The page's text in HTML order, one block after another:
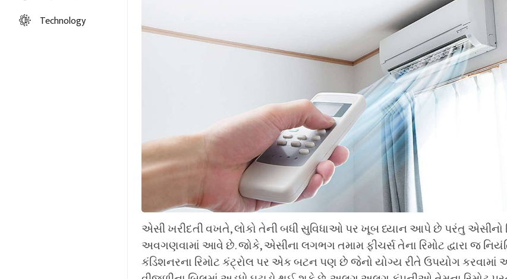
Technology
એસી ખરીદતી વખતે, લોકો તેની બધી સુવિધાઓ પર ખૂબ ધ્યાન આપે છે પરંતુ એસીનો
અવગણવામાં આવે છે. જોકે, એસીના લગભગ તમામ ફીચર્સ તેના રિમોટ દ્વારા જ
કંડિશનરના રિમોટ કંટ્રોલ પર એક બટન પણ છે જેનો યોગ્ય રીતે ઉપયોગ કરવામાં